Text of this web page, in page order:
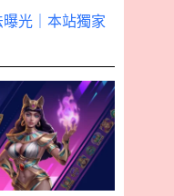
光｜本站獨家